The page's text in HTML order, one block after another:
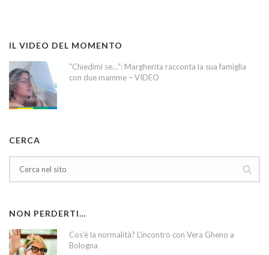
IL VIDEO DEL MOMENTO
“Chiedimi se…”: Margherita racconta la sua famiglia
con due mamme – VIDEO
CERCA
NON PERDERTI…
Cos’è la normalità? L’incontro con Vera Gheno a
Bologna